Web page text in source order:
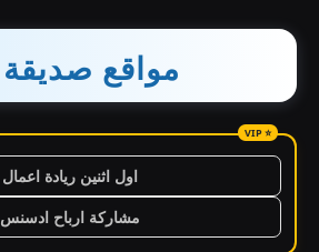
مواقع صديقة
اول اثنين ريادة اعمال
مشاركة ارباح ادسنس